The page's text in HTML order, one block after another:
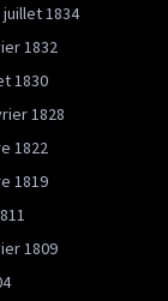
juillet 1834
1832
1830
1828
1822
1819
1809